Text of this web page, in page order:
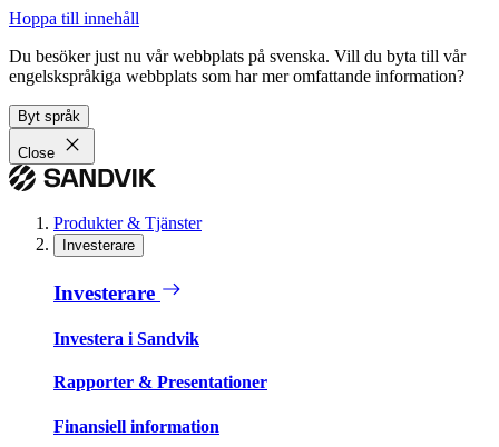
Hoppa till innehåll
Du besöker just nu vår webbplats på svenska. Vill du byta till vår
engelskspråkiga webbplats som har mer omfattande information?
Byt språk
Close
Produkter & Tjänster
Investerare
Investerare
Investera i Sandvik
Rapporter & Presentationer
Finansiell information